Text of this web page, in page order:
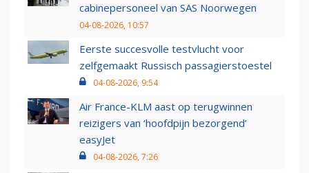
cabinepersoneel van SAS Noorwegen
04-08-2026, 10:57
Eerste succesvolle testvlucht voor
zelfgemaakt Russisch passagierstoestel
04-08-2026, 9:54
Air France-KLM aast op terugwinnen
reizigers van ‘hoofdpijn bezorgend’
easyJet
04-08-2026, 7:26